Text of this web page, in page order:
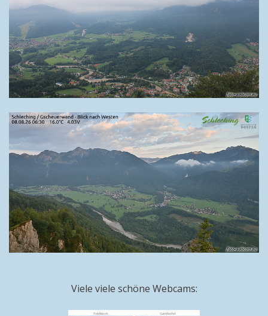
Viele viele schöne Webcams: